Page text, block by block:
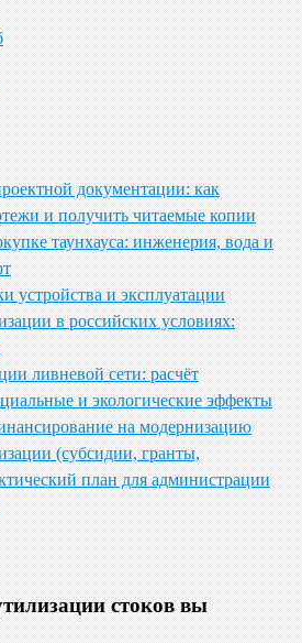
документации: как
и получить читаемые копии
таунхауса: инженерия, вода и
устройства и эксплуатации
в российских условиях:
ливневой сети: расчёт
и экологические эффекты
на модернизацию
(субсидии, гранты,
план для администрации
стоков вы